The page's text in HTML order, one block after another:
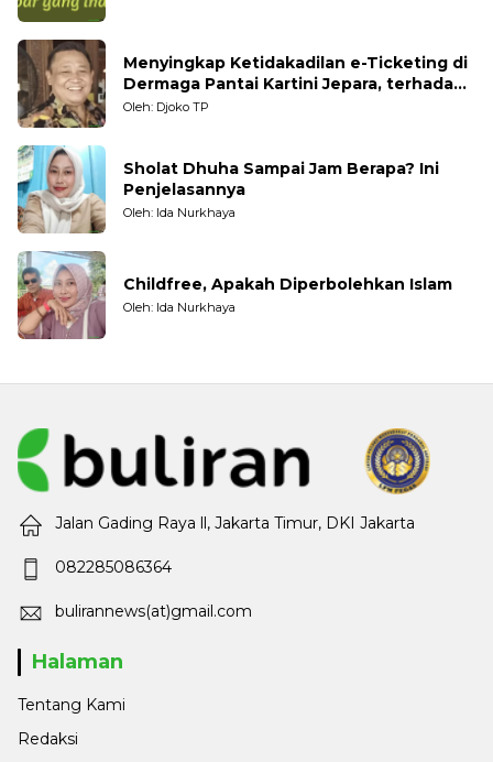
Menyingkap Ketidakadilan e-Ticketing di
Dermaga Pantai Kartini Jepara, terhadap
Nelayan Tradisional
Oleh: Djoko TP
Sholat Dhuha Sampai Jam Berapa? Ini
Penjelasannya
Oleh: Ida Nurkhaya
Childfree, Apakah Diperbolehkan Islam
Oleh: Ida Nurkhaya
Jalan Gading Raya ll, Jakarta Timur, DKI Jakarta
082285086364
bulirannews(at)gmail.com
Halaman
Tentang Kami
Redaksi